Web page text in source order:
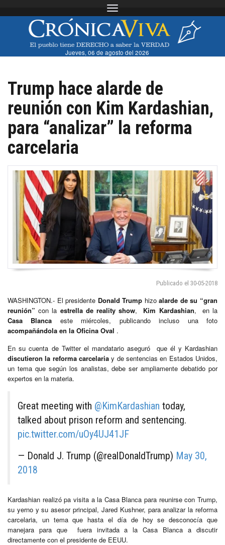
Toggle navigation
Jueves, 06 de agosto del 2026
Trump hace alarde de
reunión con Kim Kardashian,
para “analizar” la reforma
carcelaria
Publicado el 30-05-2018
WASHINGTON.- El presidente Donald Trump hizoalarde de su “gran
reunión” con la estrella de reality show, Kim Kardashian, en la
Casa Blanca este miércoles, publicando incluso una foto
acompañándola en la Oficina Oval .
En su cuenta de Twitter el mandatario aseguró que él y Kardashian
discutieron la reforma carcelaria y de sentencias en Estados Unidos,
un tema que según los analistas, debe ser ampliamente debatido por
expertos en la materia.
Great meeting with @KimKardashian today,
talked about prison reform and sentencing.
pic.twitter.com/uOy4UJ41JF
— Donald J. Trump (@realDonaldTrump) May 30,
2018
Kardashian realizó pa visita a la Casa Blanca para reunirse con Trump,
su yerno y su asesor principal, Jared Kushner, para analizar la reforma
carcelaria, un tema que hasta el día de hoy se desconocía que
manejara para que fuera invitada a la Casa Blanca a discutir
directamente con el presidente de EEUU.